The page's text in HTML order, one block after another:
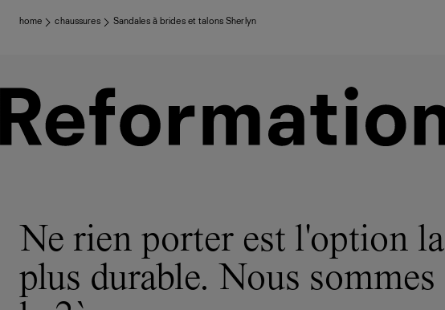
home chaussures Sandales à brides et talons Sherlyn
Ne rien porter est l'option la
plus durable. Nous sommes